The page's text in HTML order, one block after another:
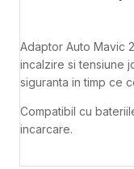
Adaptor Auto Mavic
incalzire si tensiune
siguranta in timp ce
Compatibil cu
incarcare.